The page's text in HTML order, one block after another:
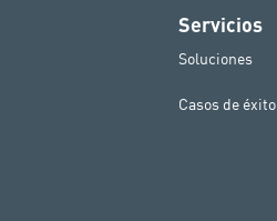
Servicios
Soluciones
Casos de éxito